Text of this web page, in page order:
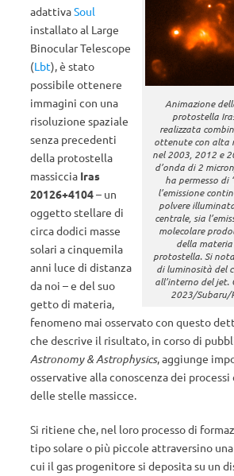
Animazione
protostella
realizzata
ottenute con alta
nel 2003, 2012 e
d’onda di 2
ha permesso di
l’emissione
polvere
centrale, sia
molecolare
della
protostella. Si
di luminosità del
all’interno del jet.
2023/Subaru/
adattivaSoul
installato al Large
Binocular Telescope
(Lbt), è stato
possibile ottenere
immagini con una
risoluzione spaziale
senza precedenti
della protostella
massiccia Iras
20126+4104– un
oggetto stellare di
circa dodici masse
solari a cinquemila
anni luce di distanza
da noi – e del suo
getto di materia,
fenomeno mai osservato con questo
che descrive il risultato, in corso di
Astronomy & Astrophysics, aggiunge
osservative alla conoscenza dei
delle stelle massicce.
Si ritiene che, nel loro processo di
tipo solare o più piccole attraversino
cui il gas progenitore si deposita su un